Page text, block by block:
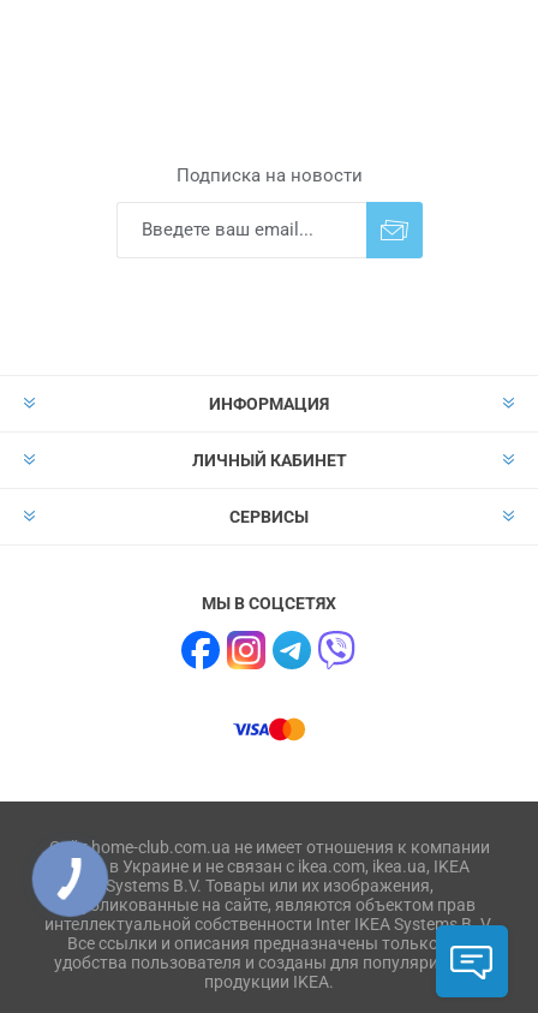
Подписка на новости
ИНФОРМАЦИЯ
ЛИЧНЫЙ КАБИНЕТ
СЕРВИСЫ
МЫ В СОЦСЕТЯХ
Сайт home-club.com.ua не имеет отношения к компании
IKEA в Украине и не связан с ikea.com, ikea.ua, IKEA
Systems B.V. Товары или их изображения,
опубликованные на сайте, являются объектом прав
интеллектуальной собственности Inter IKEA Systems B. V.
Все ссылки и описания предназначены только для
удобства пользователя и созданы для популяризации
продукции IKEA.